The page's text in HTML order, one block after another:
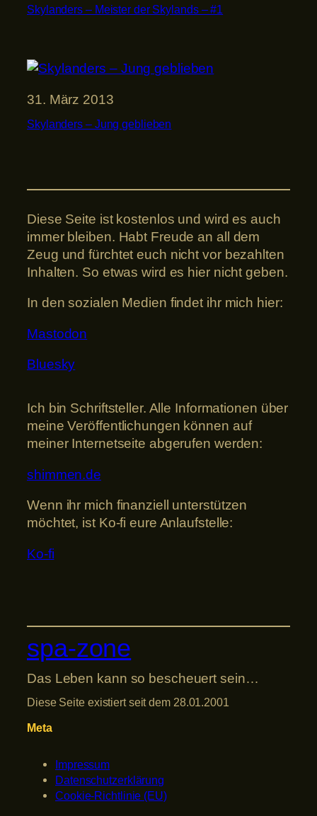
Skylanders – Meister der Skylands – #1
31. März 2013
Skylanders – Jung geblieben
Diese Seite ist kostenlos und wird es auch
immer bleiben. Habt Freude an all dem
Zeug und fürchtet euch nicht vor bezahlten
Inhalten. So etwas wird es hier nicht geben.
In den sozialen Medien findet ihr mich hier:
Mastodon
Bluesky
Ich bin Schriftsteller. Alle Informationen über
meine Veröffentlichungen können auf
meiner Internetseite abgerufen werden:
shimmen.de
Wenn ihr mich finanziell unterstützen
möchtet, ist Ko-fi eure Anlaufstelle:
Ko-fi
spa-zone
Das Leben kann so bescheuert sein…
Diese Seite existiert seit dem 28.01.2001
Meta
Impressum
Datenschutzerklärung
Cookie-Richtlinie (EU)